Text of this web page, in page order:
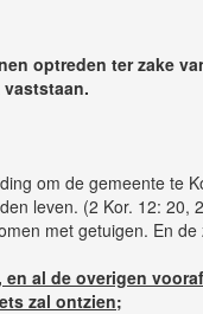
optreden ter zake
om de gemeente te
leven. (2 Kor. 12: 20,
met getuigen. En
al de overigen
zal ontzien;